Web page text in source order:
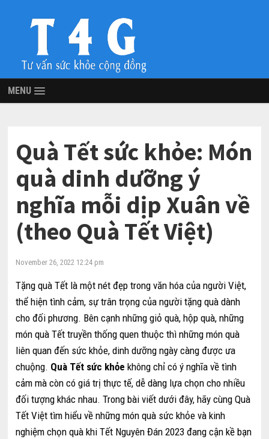
MENU
Quà Tết sức khỏe: Món
quà dinh dưỡng ý
nghĩa mỗi dịp Xuân về
(theo Quà Tết Việt)
November 26, 2022 12:24 pm
Tặng quà Tết là một nét đẹp trong văn hóa của người Việt,
thể hiện tình cảm, sự trân trọng của người tặng quà dành
cho đối phương. Bên cạnh những giỏ quà, hộp quà, những
món quà Tết truyền thống quen thuộc thì những món quà
liên quan đến sức khỏe, dinh dưỡng ngày càng được ưa
chuộng. Quà Tết sức khỏe không chỉ có ý nghĩa về tình
cảm mà còn có giá trị thực tế, dễ dàng lựa chọn cho nhiều
đối tượng khác nhau. Trong bài viết dưới đây, hãy cùng Quà
Tết Việt tìm hiểu về những món quà sức khỏe và kinh
nghiệm chọn quà khi Tết Nguyên Đán 2023 đang cận kề bạn